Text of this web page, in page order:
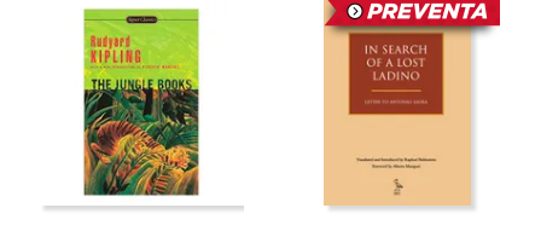
15%
dcto.
15%
dcto.
$